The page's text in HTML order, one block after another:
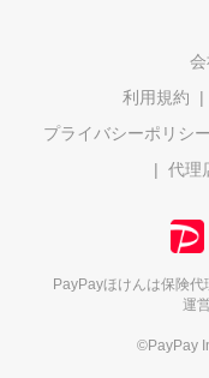
利用規約
プライバシーポリシー
代理
PayPayほけんは保険代
運
©PayPay